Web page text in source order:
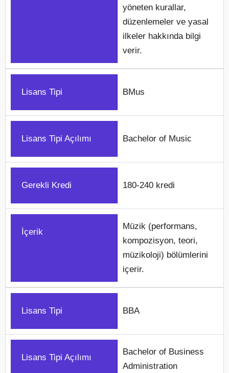
yöneten kurallar,
düzenlemeler ve yasal
ilkeler hakkında bilgi
verir.
Lisans Tipi BMus
Lisans Tipi Açılımı Bachelor of Music
Gerekli Kredi 180-240 kredi
İçerik
Müzik (performans,
kompozisyon, teori,
müzikoloji) bölümlerini
içerir.
Lisans Tipi BBA
Lisans Tipi Açılımı
Bachelor of Business
Administration